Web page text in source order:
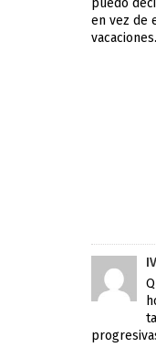
en vez de
vacaciones.